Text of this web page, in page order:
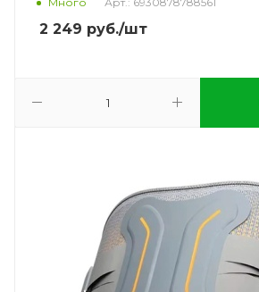
2 249 руб./шт